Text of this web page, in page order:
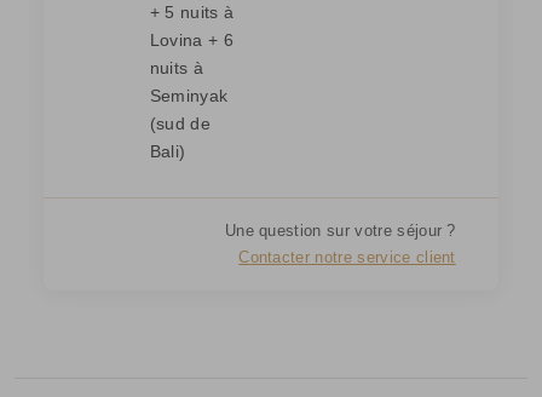
+ 5 nuits à
Lovina + 6
nuits à
Seminyak
(sud de
Bali)
Une question sur votre séjour ?
Contacter notre service client